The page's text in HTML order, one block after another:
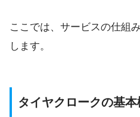
ここでは、サービスの仕組
します。
タイヤクロークの基本